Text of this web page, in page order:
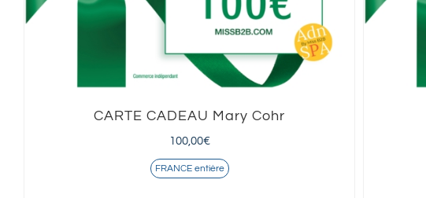
CARTE CADEAU Mary Cohr
100,00€
FRANCE entière